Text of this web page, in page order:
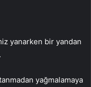
yanarken bir yandan
yağmalamaya